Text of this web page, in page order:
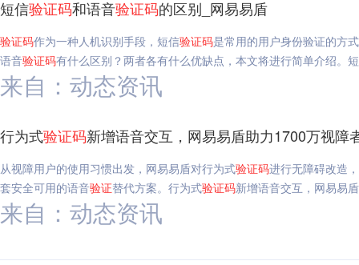
短信验证码和语音验证码的区别_网易易盾
验证码作为一种人机识别手段，短信验证码是常用的用户身份验证的方
语音验证码有什么区别？两者各有什么优缺点，本文将进行简单介绍。
来自：动态资讯
行为式验证码新增语音交互，网易易盾助力1700万视障
从视障用户的使用习惯出发，网易易盾对行为式验证码进行无障碍改造
套安全可用的语音验证替代方案。行为式验证码新增语音交互，网易易
来自：动态资讯